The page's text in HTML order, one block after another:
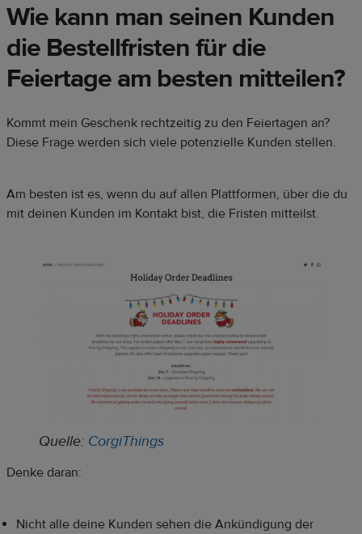
Wie kann man seinen Kunden
die Bestellfristen für die
Feiertage am besten mitteilen?
Kommt mein Geschenk rechtzeitig zu den Feiertagen an?
Diese Frage werden sich viele potenzielle Kunden stellen.
Am besten ist es, wenn du auf allen Plattformen, über die du
mit deinen Kunden im Kontakt bist, die Fristen mitteilst.
Quelle: CorgiThings
Denke daran:
Nicht alle deine Kunden sehen die Ankündigung der